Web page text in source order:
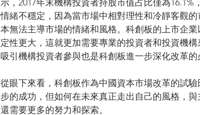
示，2017年末機構投資者持股市值占比僅為
情緒不穩定，因為當市場中相對理性和冷靜客觀
本無法主導市場的情緒和風格。科創板的上市企
定性更大，這就更加需要專業的投資者和投資機
吸引機構投資者參與也是科創板進一步深化改革的
從眼下來看，科創板作為中國資本市場改革的試
步的成功，但如何在未來真正走出自己的風格，
還需要更多的努力和探索。